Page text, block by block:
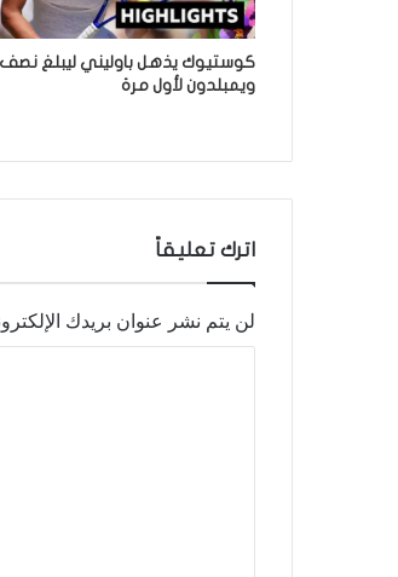
كوستيوك يذهل باوليني ليبلغ
ويمبلدون لأول مرة
اترك تعليقاً
لن يتم نشر عنوان بريدك